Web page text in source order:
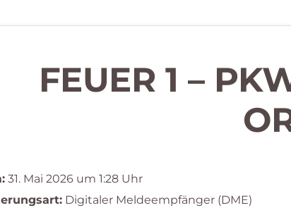
FEUER 1 –
31. Mai 2026 um 1:28 Uhr
Digitaler Meldeempfänger (DME)